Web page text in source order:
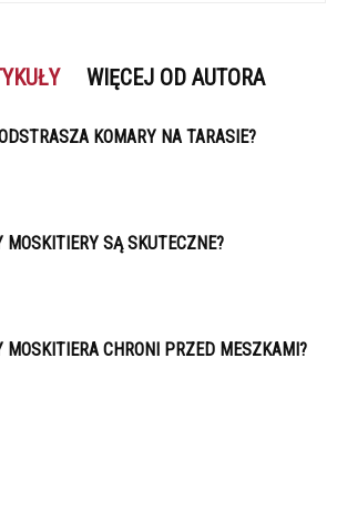
WIĘCEJ OD AUTORA
KOMARY NA TARASIE?
MOSKITIERY SĄ SKUTECZNE?
MOSKITIERA CHRONI PRZED MESZKAMI?